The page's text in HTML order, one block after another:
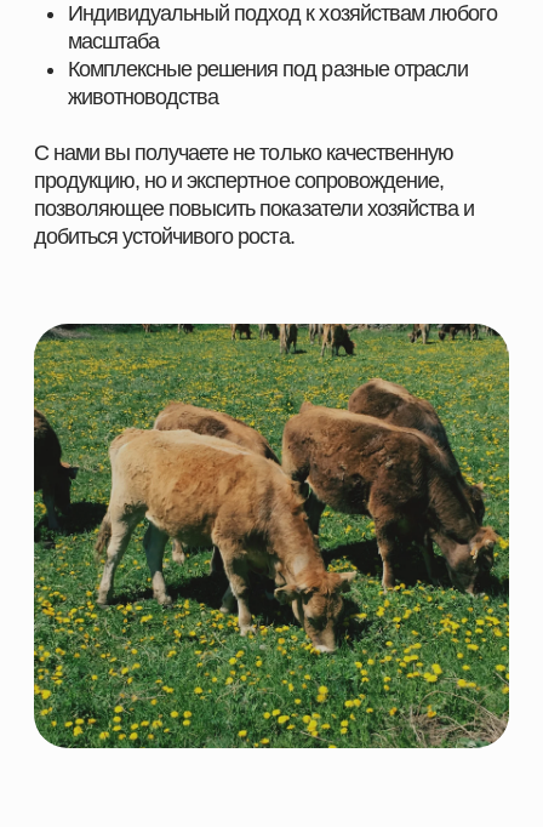
Главная
Каталог
О компании
Направления
Все права защищены
Политикой конфиденциальности
Сайт разработан
© 2026 NORDFEED
Контакты
Скотоводство
Птицеводство
Рыбоводство
+7 966 937 09 69
Победы, д. 1, пом. 105
ОСТАВИТЬ ЗАЯВКУ
КОНТАКТНАЯ ИНФОРМАЦИЯ